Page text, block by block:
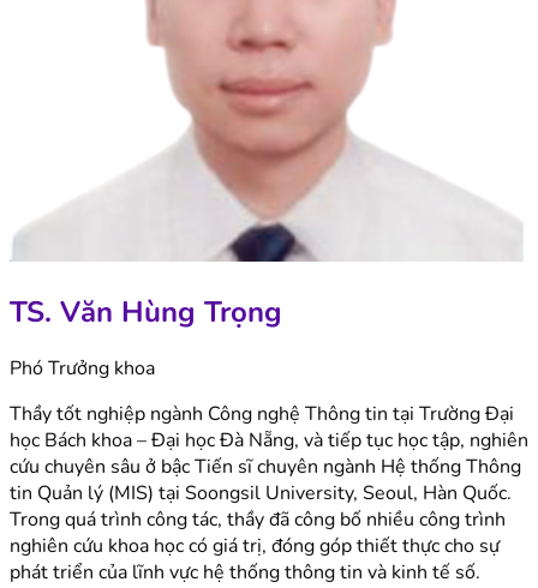
TS. Văn Hùng Trọng
Phó Trưởng khoa
Thầy tốt nghiệp ngành Công nghệ Thông tin tại Trường Đại
học Bách khoa – Đại học Đà Nẵng, và tiếp tục học tập, nghiên
cứu chuyên sâu ở bậc Tiến sĩ chuyên ngành Hệ thống Thông
tin Quản lý (MIS) tại Soongsil University, Seoul, Hàn Quốc.
Trong quá trình công tác, thầy đã công bố nhiều công trình
nghiên cứu khoa học có giá trị, đóng góp thiết thực cho sự
phát triển của lĩnh vực hệ thống thông tin và kinh tế số.